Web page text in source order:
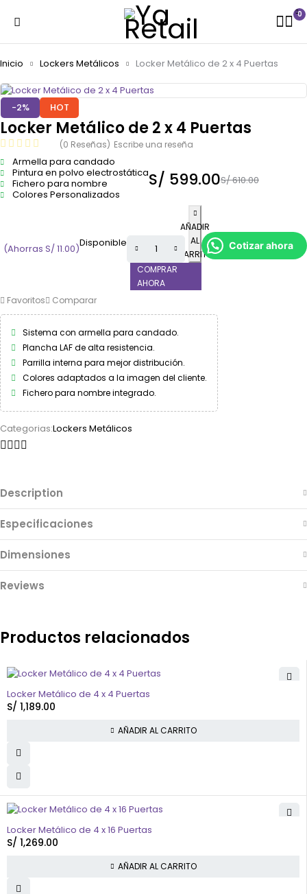
0
Inicio Lockers Metálicos Locker Metálico de 2 x 4 Puertas
-2% HOT
Locker Metálico de 2 x 4 Puertas
(0 Reseñas) Escribe una reseña
Armella para candado
Pintura en polvo electrostática
Fichero para nombre
Colores Personalizados
S/610.00
S/ 599.00
(Ahorras S/11.00)Disponible
AÑADIR
AL
CARRITO
COMPRAR
AHORA
Cotizar ahora
Favoritos Comparar
Sistema con armella para candado.
Plancha LAF de alta resistencia.
Parrilla interna para mejor distribución.
Colores adaptados a la imagen del cliente.
Fichero para nombre integrado.
Categorias:Lockers Metálicos
Description
Especificaciones
Dimensiones
Reviews
Productos relacionados
Locker Metálico de 4 x 4 Puertas
S/ 1,189.00
AÑADIR AL CARRITO
Locker Metálico de 4 x 16 Puertas
S/ 1,269.00
AÑADIR AL CARRITO